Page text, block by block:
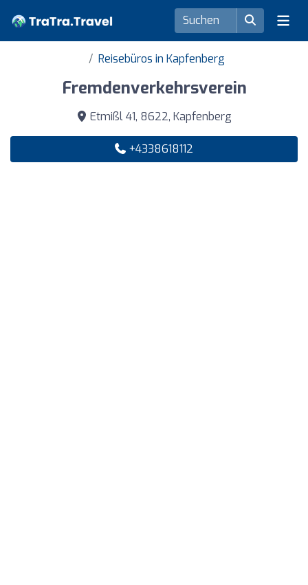
Reisebüros in Kapfenberg
Fremdenverkehrsverein
Etmißl 41, 8622, Kapfenberg
+4338618112